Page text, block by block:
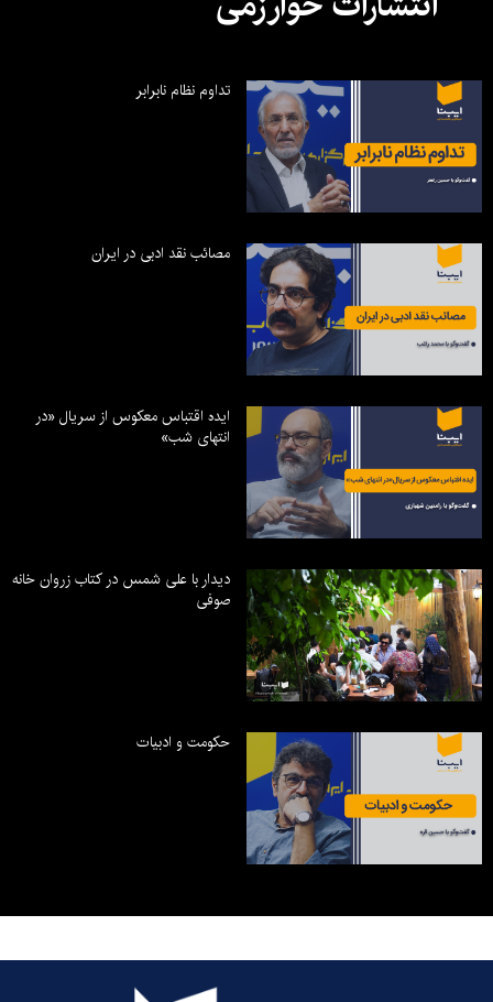
تداوم نظام نابرابر
مصائب نقد ادبی در ایران
ایده اقتباس معکوس از سریال «در
انتهای شب»
دیدار با علی شمس در کتاب زروان خانه
صوفی
حکومت و ادبیات